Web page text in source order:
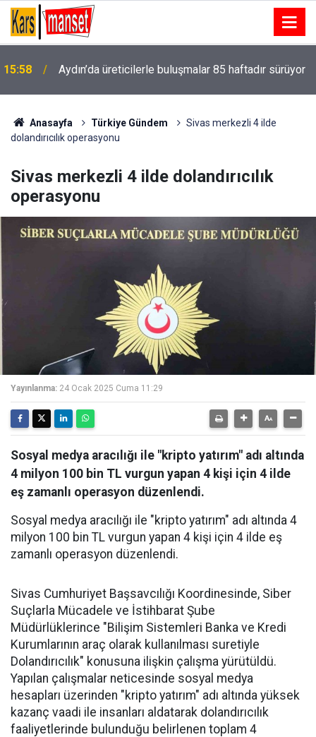
15:55 Gökdelenler yıkıldı, kumsal halka açıldı
Anasayfa Türkiye Gündem
Sivas merkezli 4 ilde
dolandırıcılık operasyonu
Sivas merkezli 4 ilde dolandırıcılık
operasyonu
Yayınlanma: 24 Ocak 2025 Cuma 11:29
Sosyal medya aracılığı ile "kripto yatırım" adı altında
4 milyon 100 bin TL vurgun yapan 4 kişi için 4 ilde
eş zamanlı operasyon düzenlendi.
Sosyal medya aracılığı ile "kripto yatırım" adı altında 4
milyon 100 bin TL vurgun yapan 4 kişi için 4 ilde eş
zamanlı operasyon düzenlendi.
Sivas Cumhuriyet Başsavcılığı Koordinesinde, Siber
Suçlarla Mücadele ve İstihbarat Şube
Müdürlüklerince "Bilişim Sistemleri Banka ve Kredi
Kurumlarının araç olarak kullanılması suretiyle
Dolandırıcılık" konusuna ilişkin çalışma yürütüldü.
Yapılan çalışmalar neticesinde sosyal medya
hesapları üzerinden "kripto yatırım" adı altında yüksek
kazanç vaadi ile insanları aldatarak dolandırıcılık
faaliyetlerinde bulunduğu belirlenen toplam 4